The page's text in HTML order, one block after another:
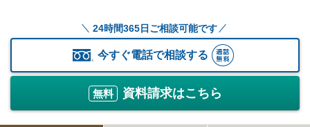
24時間365日ご相談可能です
今すぐ電話で相談する
無料 資料請求はこちら